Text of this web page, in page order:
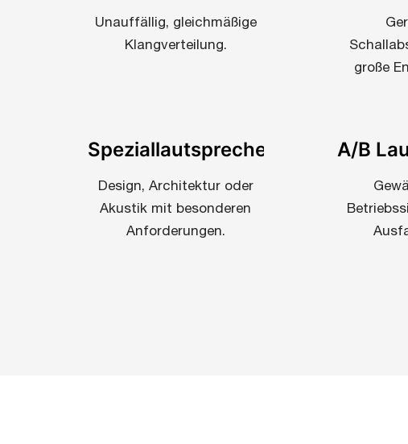
Unauffällig, gleichmäßige
Klangverteilung.
große
Speziallautsprecher
Design, Architektur oder
Akustik mit besonderen
Anforderungen.
A/B